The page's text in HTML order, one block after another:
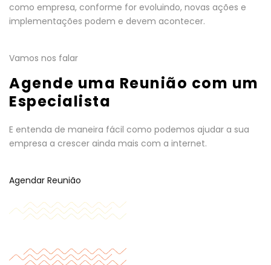
como empresa, conforme for evoluindo, novas ações e
implementações podem e devem acontecer.
Vamos nos falar
Agende uma Reunião com um
Especialista
E entenda de maneira fácil como podemos ajudar a sua
empresa a crescer ainda mais com a internet.
Agendar Reunião